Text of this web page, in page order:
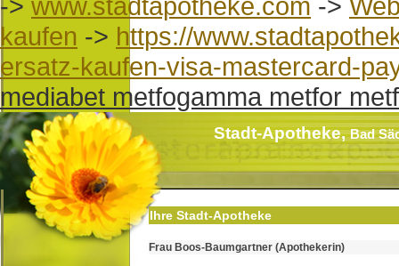
-> www.stadtapotheke.com ->
kaufen -> https://
ersatz-kaufen-visa-mastercard-
mediabet metfogamma metfor
Stadt-Apotheke,Bad
Ihre Stadt-Apotheke
Frau Boos-Baumgartner (Apothekerin)